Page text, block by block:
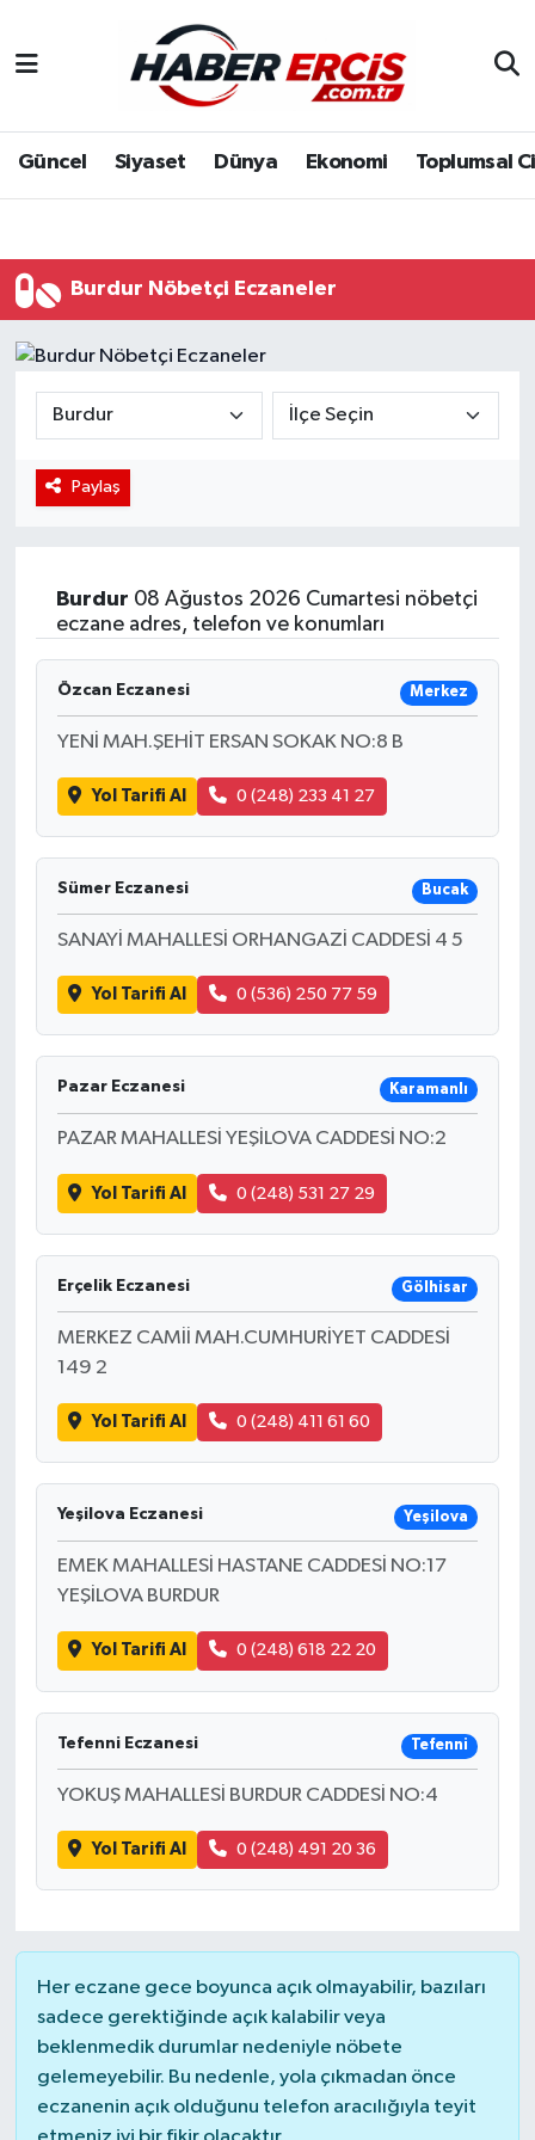
Güncel Siyaset Dünya Ekonomi Toplumsal
Burdur Nöbetçi Eczaneler
Paylaş
Burdur 08 Ağustos 2026 Cumartesi nöbetçi
eczane adres, telefon ve konumları
Özcan Eczanesi Merkez
YENİ MAH.ŞEHİT ERSAN SOKAK NO:8 B
Yol Tarifi Al 0 (248) 233 41 27
Sümer Eczanesi Bucak
SANAYİ MAHALLESİ ORHANGAZİ CADDESİ 4 5
Yol Tarifi Al 0 (536) 250 77 59
Pazar Eczanesi Karamanlı
PAZAR MAHALLESİ YEŞİLOVA CADDESİ NO:2
Yol Tarifi Al 0 (248) 531 27 29
Erçelik Eczanesi Gölhisar
MERKEZ CAMİİ MAH.CUMHURİYET CADDESİ
149 2
Yol Tarifi Al 0 (248) 411 61 60
Yeşilova Eczanesi Yeşilova
EMEK MAHALLESİ HASTANE CADDESİ NO:17
YEŞİLOVA BURDUR
Yol Tarifi Al 0 (248) 618 22 20
Tefenni Eczanesi Tefenni
YOKUŞ MAHALLESİ BURDUR CADDESİ NO:4
Yol Tarifi Al 0 (248) 491 20 36
Her eczane gece boyunca açık olmayabilir, bazıları
sadece gerektiğinde açık kalabilir veya
beklenmedik durumlar nedeniyle nöbete
gelemeyebilir. Bu nedenle, yola çıkmadan önce
eczanenin açık olduğunu telefon aracılığıyla teyit